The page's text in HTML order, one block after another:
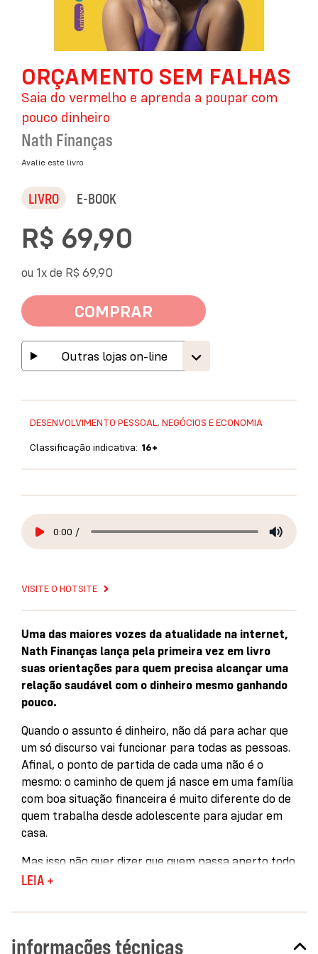
Galeria
imagens
ORÇAMENTO SEM FALHAS
Saia do vermelho e aprenda a poupar com
pouco dinheiro
Nath Finanças
Avalie este livro
LIVRO E-BOOK
COMPRAR
R$ 69,90
ou 1x de R$ 69,90
Outras lojas on-line
DESENVOLVIMENTO PESSOAL, NEGÓCIOS E ECONOMIA
Classificação indicativa: 16+
0:00 /
VISITE O HOTSITE
Uma das maiores vozes da atualidade na internet,
Nath Finanças lança pela primeira vez em livro
suas orientações para quem precisa alcançar uma
relação saudável com o dinheiro mesmo ganhando
pouco.
Quando o assunto é dinheiro, não dá para achar que
um só discurso vai funcionar para todas as pessoas.
Afinal, o ponto de partida de cada uma não é o
mesmo: o caminho de quem já nasce em uma família
com boa situação financeira é muito diferente do de
quem trabalha desde adolescente para ajudar em
casa.
Mas isso não quer dizer que quem passa aperto todo
mês para pagar as contas não pode se organizar,
saudável. Muito pelo contrário. Na verdade, bastam
— seja ele a casa própria, o carro, o intercâmbio, ou
LEIA +
informações técnicas